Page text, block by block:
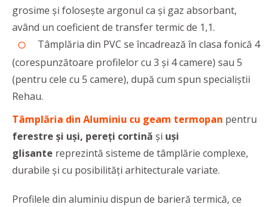
grosime şi foloseşte argonul ca şi gaz absorbant,
având un coeficient de transfer termic de 1,1.
Tâmplăria din PVC se încadrează în clasa fonică 4
(corespunzătoare profilelor cu 3 și 4 camere) sau 5
(pentru cele cu 5 camere), după cum spun specialiștii
Rehau.
Tâmplăria din Aluminiu cu geam termopan pentru
ferestre și uși, pereți cortină și uși
glisante reprezintă sisteme de tâmplărie complexe,
durabile și cu posibilități arhitecturale variate.
Profilele din aluminiu dispun de barieră termică, ce